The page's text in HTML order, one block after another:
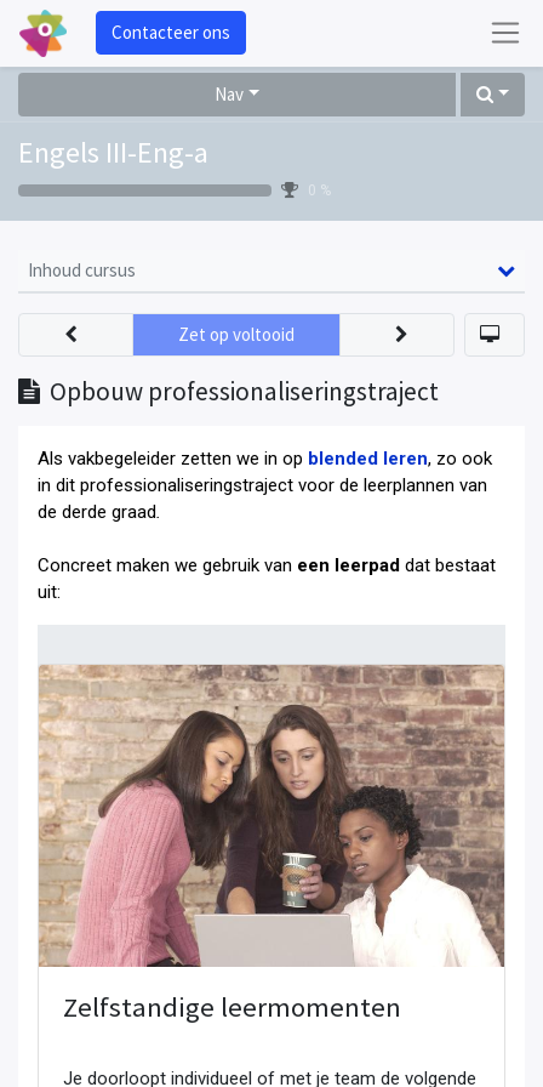
Contacteer ons
Nav
Engels III-Eng-a
0 %
Inhoud cursus
Opbouw professionaliseringstraject
Zet op voltooid
Als vakbegeleider zetten we in op blended leren, zo ook
in dit professionaliseringstraject voor de leerplannen van
de derde graad
Concreet maken we gebruik van een leerpad dat bestaat
uit:
Zelfstandige leermomenten
Je doorloopt individueel of met je team de volgende